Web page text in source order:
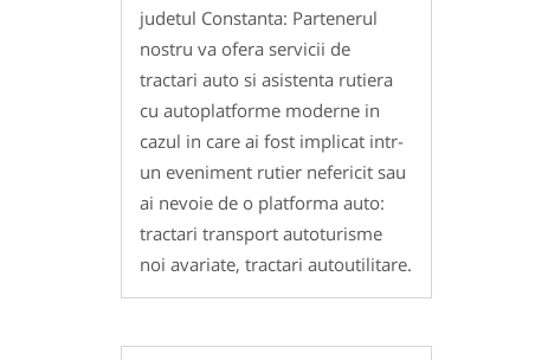
judetul Constanta: Partenerul
nostru va ofera servicii de
tractari auto si asistenta rutiera
cu autoplatforme moderne in
cazul in care ai fost implicat intr-
un eveniment rutier nefericit sau
ai nevoie de o platforma auto:
tractari transport autoturisme
noi avariate, tractari autoutilitare.